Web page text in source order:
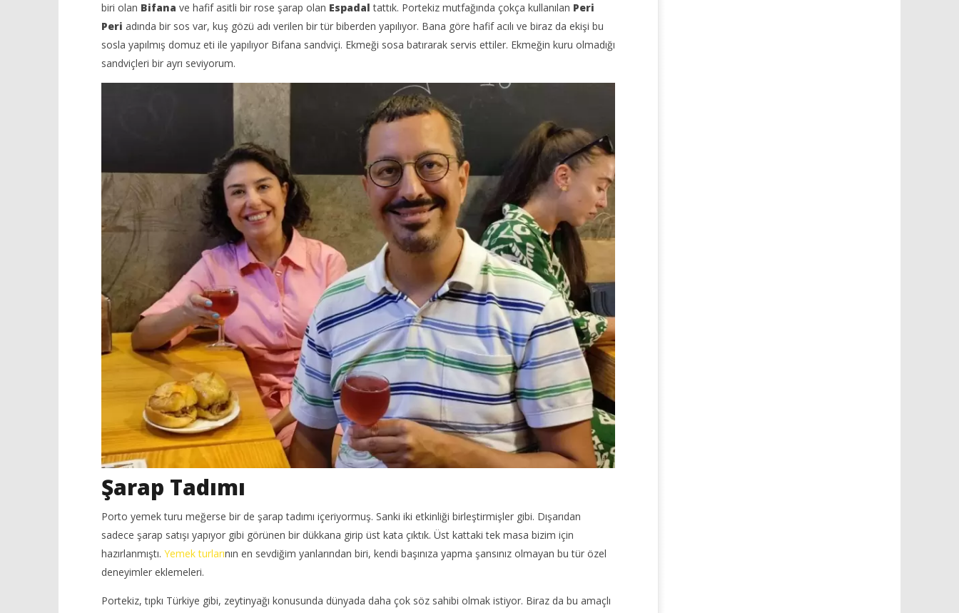
biri olan Bifana ve hafif asitli bir rose şarap olan Espadal tattık. Portekiz mutfağında çokça kullanılan Peri
Peri adında bir sos var, kuş gözü adı verilen bir tür biberden yapılıyor. Bana göre hafif acılı ve biraz da ekişi bu
sosla yapılmış domuz eti ile yapılıyor Bifana sandviçi. Ekmeği sosa batırarak servis ettiler. Ekmeğin kuru olmadığı
sandviçleri bir ayrı seviyorum.
Şarap Tadımı
Porto yemek turu meğerse bir de şarap tadımı içeriyormuş. Sanki iki etkinliği birleştirmişler gibi. Dışarıdan
sadece şarap satışı yapıyor gibi görünen bir dükkana girip üst kata çıktık. Üst kattaki tek masa bizim için
hazırlanmıştı. Yemek turlarının en sevdiğim yanlarından biri, kendi başınıza yapma şansınız olmayan bu tür özel
deneyimler eklemeleri.
Portekiz, tıpkı Türkiye gibi, zeytinyağı konusunda dünyada daha çok söz sahibi olmak istiyor. Biraz da bu amaçlı